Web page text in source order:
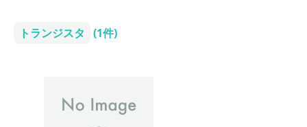
トランジスタ (1件)